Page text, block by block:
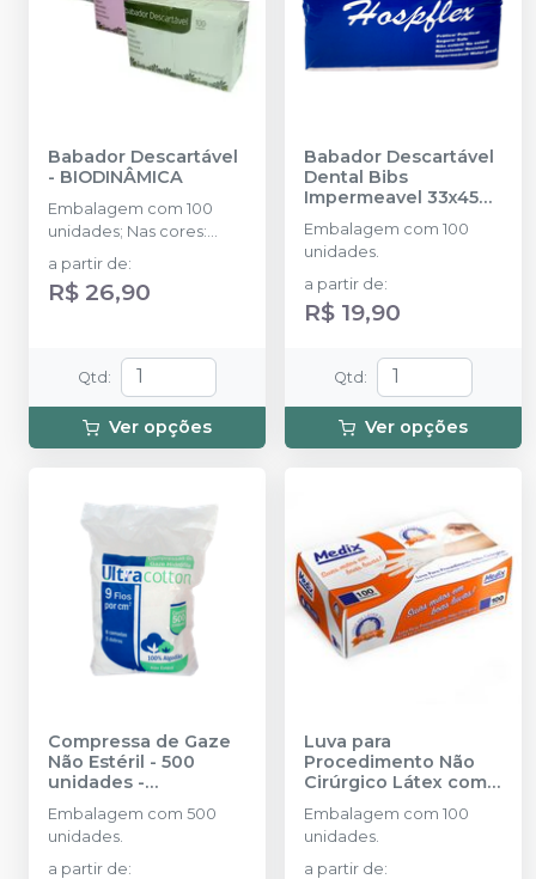
Babador Descartável
- BIODINÂMICA
Embalagem com 100
unidades; Nas cores:
Branco, Amarelo, Azul,
Rosa, Verde e Misto.
a partir de:
R$ 26,90
Qtd :
Ver opções
Babador Descartável
Dental Bibs
Impermeavel 33x45
cm
HOSPFLEX
Embalagem com 100
unidades.
a partir de:
R$ 19,90
Qtd :
Ver opções
Compressa de Gaze
Não Estéril - 500
unidades -
Embalagem com 500
unidades.
a partir de:
Luva para
Procedimento Não
Cirúrgico Látex com
Embalagem com 100
unidades.
a partir de: